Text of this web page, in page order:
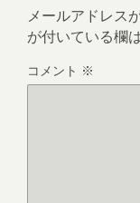
メールアドレス
が付いている欄
コメント ※